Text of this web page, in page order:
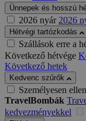
Ünnepek és hosszú
2026 nyár 2026
Hétvégi tartózkodás
Szállások erre a
Következő hétvége
Következő hetek
Kedvenc szűrők
Személyesen
TravelBombák
kedvezményekkel